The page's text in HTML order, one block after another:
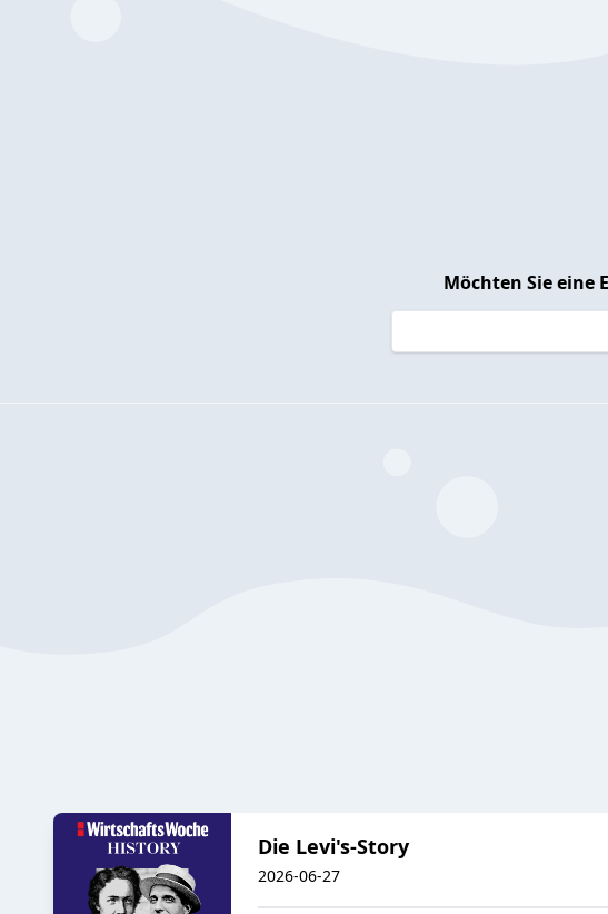
Möchten Sie eine
Die Levi's-Story
2026-06-27